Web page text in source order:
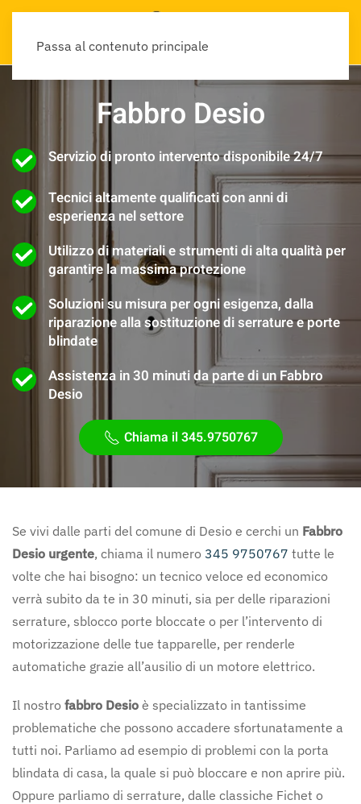
Passa al contenuto principale
Fabbro Desio
Servizio di pronto intervento disponibile 24/7
Tecnici altamente qualificati con anni di
esperienza nel settore
Utilizzo di materiali e strumenti di alta qualità per
garantire la massima protezione
Soluzioni su misura per ogni esigenza, dalla
riparazione alla sostituzione di serrature e porte
blindate
Assistenza in 30 minuti da parte di un Fabbro
Desio
Chiama il 345.9750767
Se vivi dalle parti del comune di Desio e cerchi un Fabbro
Desio urgente, chiama il numero 345 9750767 tutte le
volte che hai bisogno: un tecnico veloce ed economico
verrà subito da te in 30 minuti, sia per delle riparazioni
serrature, sblocco porte bloccate o per l’intervento di
motorizzazione delle tue tapparelle, per renderle
automatiche grazie all’ausilio di un motore elettrico.
Il nostro fabbro Desio è specializzato in tantissime
problematiche che possono accadere sfortunatamente a
tutti noi. Parliamo ad esempio di problemi con la porta
blindata di casa, la quale si può bloccare e non aprire più.
Oppure parliamo di serrature, dalle classiche Fichet o